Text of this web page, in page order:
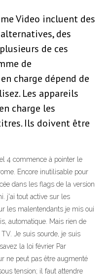
Video incluent des
des
de ces
de
charge dépend de
Les appareils
charge les
Ils doivent être
4 commence à pointer le
Encore inutilisable pour
dans les flags de la version
j'ai tout active sur les
les malentendants je mis oui
automatique. Mais rien de
Je suis sourde, je suis
la loi février Par
ne peut pas être augmenté
tension; il faut attendre